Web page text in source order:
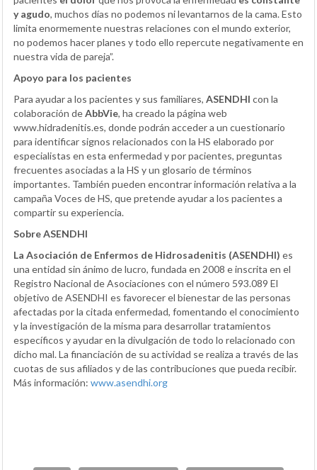
y agudo, muchos días no podemos ni levantarnos de la cama. Esto
limita enormemente nuestras relaciones con el mundo exterior,
no podemos hacer planes y todo ello repercute negativamente en
nuestra vida de pareja”.
Apoyo para los pacientes
Para ayudar a los pacientes y sus familiares, ASENDHI con la
colaboración deAbbVie, ha creado la página web
www.hidradenitis.es, donde podrán acceder a un cuestionario
para identificar signos relacionados con la HS elaborado por
especialistas en esta enfermedad y por pacientes, preguntas
frecuentes asociadas a la HS y un glosario de términos
importantes. También pueden encontrar información relativa a la
campaña Voces de HS, que pretende ayudar a los pacientes a
compartir su experiencia.
Sobre ASENDHI
La Asociación de Enfermos de Hidrosadenitis (ASENDHI) es
una entidad sin ánimo de lucro, fundada en 2008 e inscrita en el
Registro Nacional de Asociaciones con el número 593.089 El
objetivo de ASENDHI es favorecer el bienestar de las personas
afectadas por la citada enfermedad, fomentando el conocimiento
y la investigación de la misma para desarrollar tratamientos
específicos y ayudar en la divulgación de todo lo relacionado con
dicho mal. La financiación de su actividad se realiza a través de las
cuotas de sus afiliados y de las contribuciones que pueda recibir.
Más información: www.asendhi.org